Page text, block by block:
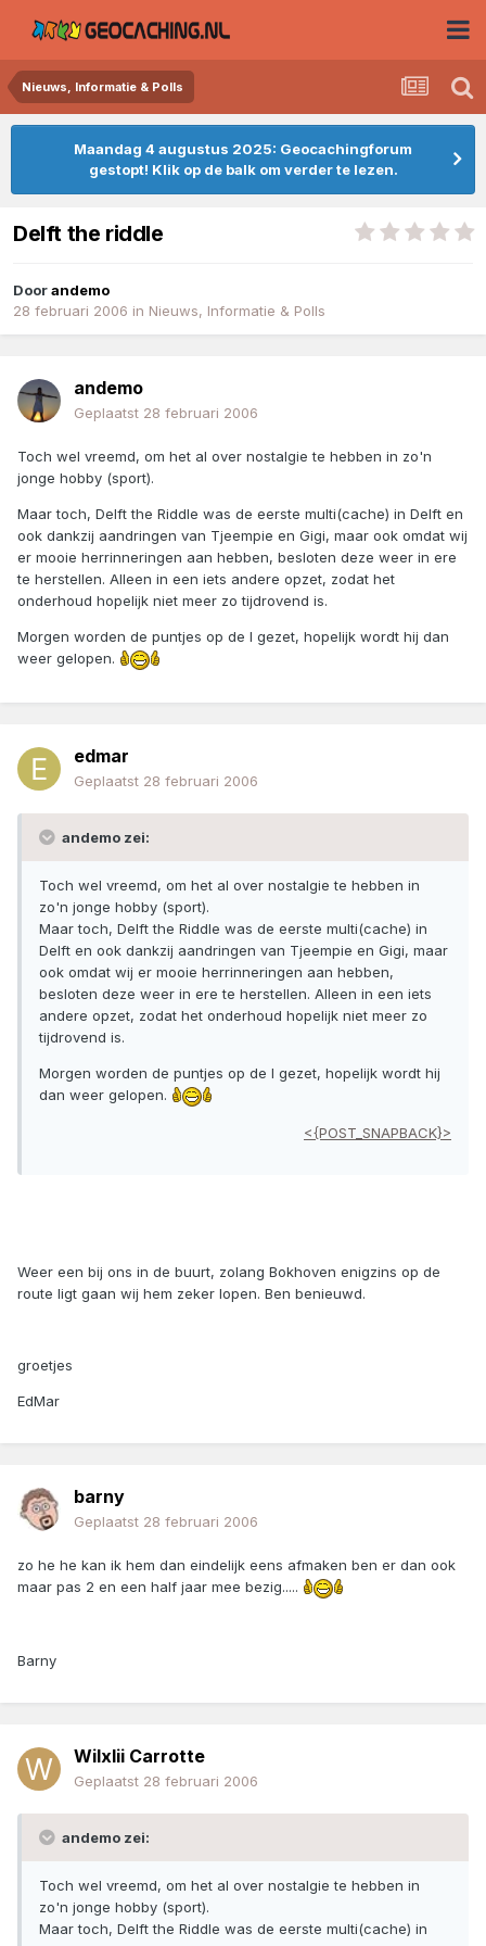
Nieuws, Informatie & Polls
Maandag 4 augustus 2025: Geocachingforum
gestopt! Klik op de balk om verder te lezen.
Delft the riddle
Doorandemo
28 februari 2006 in Nieuws, Informatie & Polls
andemo
Geplaatst 28 februari 2006
Toch wel vreemd, om het al over nostalgie te hebben in zo'n
jonge hobby (sport).
Maar toch, Delft the Riddle was de eerste multi(cache) in Delft en
ook dankzij aandringen van Tjeempie en Gigi, maar ook omdat wij
er mooie herrinneringen aan hebben, besloten deze weer in ere
te herstellen. Alleen in een iets andere opzet, zodat het
onderhoud hopelijk niet meer zo tijdrovend is.
Morgen worden de puntjes op de I gezet, hopelijk wordt hij dan
weer gelopen.
edmar
Geplaatst 28 februari 2006
andemo zei:
Toch wel vreemd, om het al over nostalgie te hebben in
zo'n jonge hobby (sport).
Maar toch, Delft the Riddle was de eerste multi(cache) in
Delft en ook dankzij aandringen van Tjeempie en Gigi, maar
ook omdat wij er mooie herrinneringen aan hebben,
besloten deze weer in ere te herstellen. Alleen in een iets
andere opzet, zodat het onderhoud hopelijk niet meer zo
tijdrovend is.
Morgen worden de puntjes op de I gezet, hopelijk wordt hij
dan weer gelopen.
<{POST_SNAPBACK}>
Weer een bij ons in de buurt, zolang Bokhoven enigzins op de
route ligt gaan wij hem zeker lopen. Ben benieuwd.
groetjes
EdMar
barny
Geplaatst 28 februari 2006
zo he he kan ik hem dan eindelijk eens afmaken ben er dan ook
maar pas 2 en een half jaar mee bezig.....
Barny
Wilxlii Carrotte
Geplaatst 28 februari 2006
andemo zei:
Toch wel vreemd, om het al over nostalgie te hebben in
zo'n jonge hobby (sport).
Maar toch, Delft the Riddle was de eerste multi(cache) in